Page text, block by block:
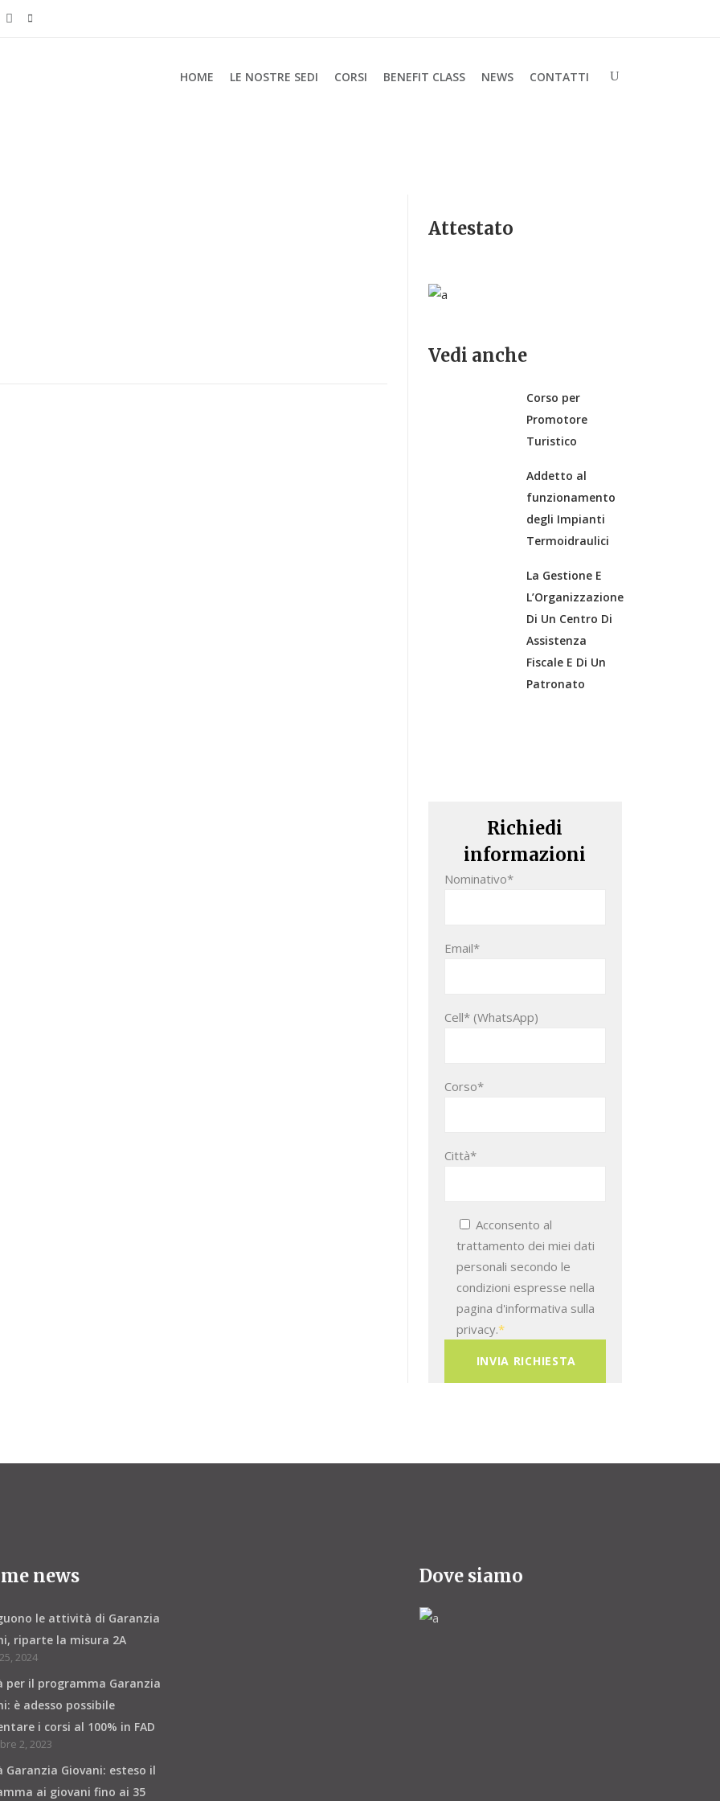
HOME LE NOSTRE SEDI CORSI BENEFIT CLASS NEWS CONTATTI
Attestato
Vedi anche
Corso per
Promotore
Turistico
Addetto al
funzionamento
degli Impianti
Termoidraulici
La Gestione E
L’Organizzazione
Di Un Centro Di
Assistenza
Fiscale E Di Un
Patronato
Richiedi
informazioni
Nominativo*
Email*
Cell* (WhatsApp)
Corso*
Città*
Acconsento al
trattamento dei miei dati
personali secondo le
condizioni espresse nella
pagina d'informativa sulla
privacy.*
news
le attività di Garanzia
riparte la misura 2A
2024
per il programma Garanzia
è adesso possibile
i corsi al 100% in FAD
2, 2023
Garanzia Giovani: esteso il
ai giovani fino ai 35
Dove siamo